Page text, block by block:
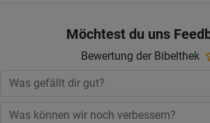
Möchtest du uns
Bewertung der Bibelthek